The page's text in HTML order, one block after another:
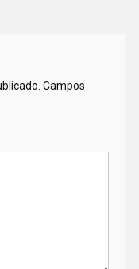
Campos